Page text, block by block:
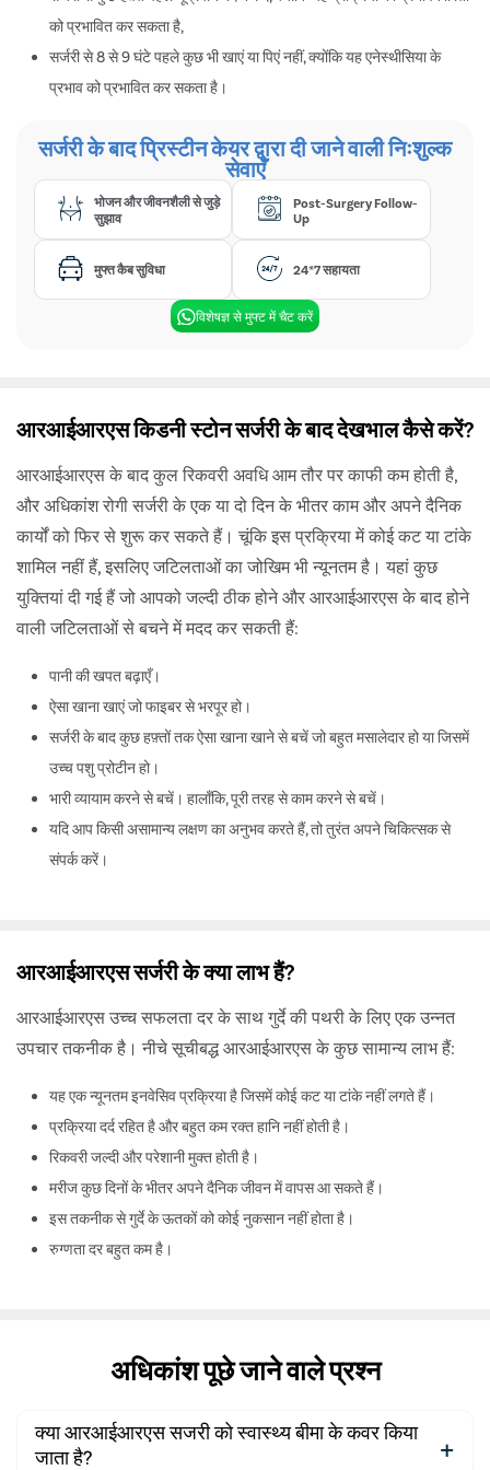
को प्रभावित कर सकता है,
सर्जरी से 8 से 9 घंटे पहले कुछ भी खाएं या पिएं नहीं, क्योंकि यह एनेस्थीसिया के
प्रभाव को प्रभावित कर सकता है।
सर्जरी के बाद प्रिस्टीन केयर द्वारा दी जाने वाली निःशुल्क
सेवाएँ
भोजन और जीवनशैली से जुड़े
सुझाव
Post-Surgery Follow-
Up
मुफ्त कैब सुविधा 24*7 सहायता
विशेषज्ञ से मुफ्ट में चैट करें
आरआईआरएस किडनी स्टोन सर्जरी के बाद देखभाल कैसे करें?
आरआईआरएस के बाद कुल रिकवरी अवधि आम तौर पर काफी कम होती है,
और अधिकांश रोगी सर्जरी के एक या दो दिन के भीतर काम और अपने दैनिक
कार्यों को फिर से शुरू कर सकते हैं। चूंकि इस प्रक्रिया में कोई कट या टांके
शामिल नहीं हैं, इसलिए जटिलताओं का जोखिम भी न्यूनतम है। यहां कुछ
युक्तियां दी गई हैं जो आपको जल्दी ठीक होने और आरआईआरएस के बाद होने
वाली जटिलताओं से बचने में मदद कर सकती हैं:
पानी की खपत बढ़ाएँ।
ऐसा खाना खाएं जो फाइबर से भरपूर हो।
सर्जरी के बाद कुछ हफ़्तों तक ऐसा खाना खाने से बचें जो बहुत मसालेदार हो या जिसमें
उच्च पशु प्रोटीन हो।
भारी व्यायाम करने से बचें। हालाँकि, पूरी तरह से काम करने से बचें।
यदि आप किसी असामान्य लक्षण का अनुभव करते हैं, तो तुरंत अपने चिकित्सक से
संपर्क करें।
आरआईआरएस सर्जरी के क्या लाभ हैं?
आरआईआरएस उच्च सफलता दर के साथ गुर्दे की पथरी के लिए एक उन्नत
उपचार तकनीक है। नीचे सूचीबद्ध आरआईआरएस के कुछ सामान्य लाभ हैं:
यह एक न्यूनतम इनवेसिव प्रक्रिया है जिसमें कोई कट या टांके नहीं लगते हैं।
प्रक्रिया दर्द रहित है और बहुत कम रक्त हानि नहीं होती है।
रिकवरी जल्दी और परेशानी मुक्त होती है।
मरीज कुछ दिनों के भीतर अपने दैनिक जीवन में वापस आ सकते हैं।
इस तकनीक से गुर्दे के ऊतकों को कोई नुकसान नहीं होता है।
रुग्णता दर बहुत कम है।
अधिकांश पूछे जाने वाले प्रश्न
क्या आरआईआरएस सजरी को स्वास्थ्य बीमा के कवर किया
जाता है?